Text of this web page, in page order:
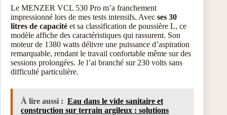
Le MENZER VCL 530 Pro m’a franchement
impressionné lors de mes tests intensifs. Avec ses 30
litres de capacité et sa classification de poussière L, ce
modèle affiche des caractéristiques qui rassurent. Son
moteur de 1380 watts délivre une puissance d’aspiration
remarquable, rendant le travail confortable même sur des
sessions prolongées. Je l’ai branché sur 230 volts sans
difficulté particulière.
À lire aussi : Eau dans le vide sanitaire et
construction sur terrain argileux : solutions